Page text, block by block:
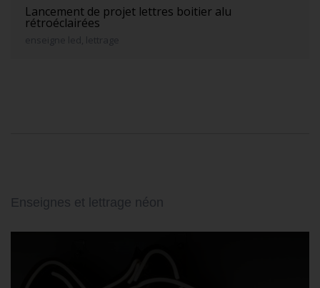
Lancement de projet lettres boitier alu
rétroéclairées
enseigne led, lettrage
Enseignes et lettrage néon